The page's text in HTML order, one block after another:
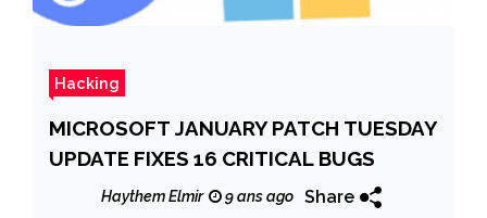
Hacking
MICROSOFT JANUARY PATCH TUESDAY
UPDATE FIXES 16 CRITICAL BUGS
Haythem Elmir 9 ans ago Share